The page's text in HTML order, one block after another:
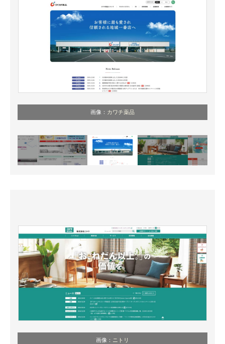
画像： カワチ薬品
画像： ニトリ